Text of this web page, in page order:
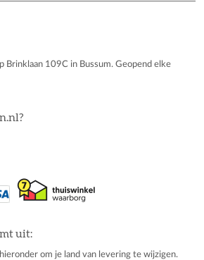
Brinklaan 109C in Bussum. Geopend elke
uit:
om je land van levering te wijzigen.